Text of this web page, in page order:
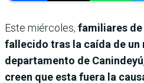
Este miércoles, familiares de
fallecido tras la caída de un
departamento de
creen que esta fuera la